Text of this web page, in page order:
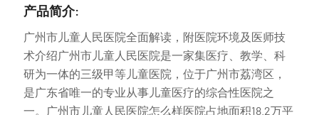
产品简介:
广州市儿童人民医院全面解读，附医院环境及医师技
术介绍广州市儿童人民医院是一家集医疗、教学、科
研为一体的三级甲等儿童医院，位于广州市荔湾区，
是广东省唯一的专业从事儿童医疗的综合性医院之
一。广州市儿童人民医院怎么样医院占地面积18.2万平